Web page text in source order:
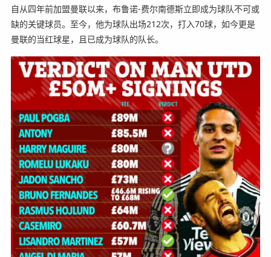
自从四年前加盟曼联以来，布鲁诺-费尔南德斯立即成为球队不可或
缺的关键球员。至今，他为球队出场212次，打入70球，如今更是
曼联的当红球星，且已成为球队的队长。